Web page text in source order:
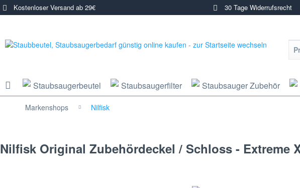
Kostenloser Versand ab 29€ 30 Tage Widerrufsrecht
Staubsaugerbeutel Staubsaugerfilter Staubsauger Zubehör
Markenshops Nilfisk
Nilfisk Original Zubehördeckel / Schloss - Extreme